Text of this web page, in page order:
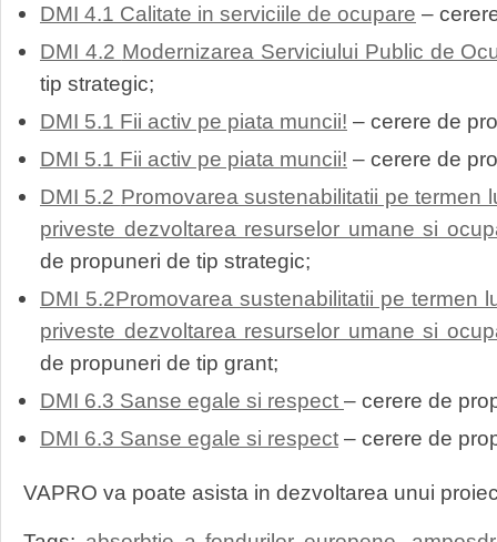
DMI 4.1 Calitate in serviciile de ocupare –
DMI 4.2 Modernizarea Serviciului Public de
tip strategic;
DMI 5.1 Fii activ pe piata muncii! – cerere de
DMI 5.1 Fii activ pe piata muncii! – cerere de
DMI 5.2 Promovarea sustenabilitatii pe termen
priveste dezvoltarea resurselor umane si
de propuneri de tip strategic;
DMI 5.2Promovarea sustenabilitatii pe termen
priveste dezvoltarea resurselor umane si
de propuneri de tip grant;
DMI 6.3 Sanse egale si respect – cerere de
DMI 6.3 Sanse egale si respect – cerere de
VAPRO va poate asista in dezvoltarea unui